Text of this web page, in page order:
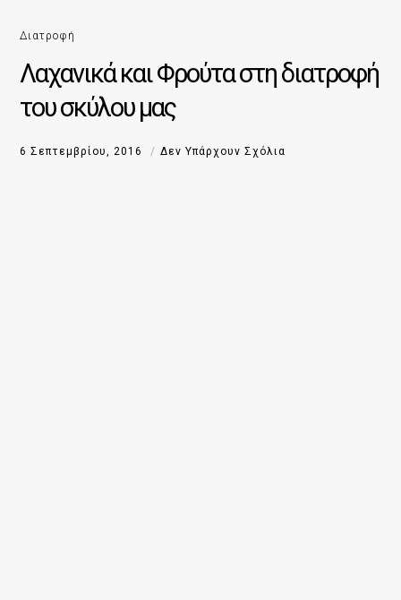
Διατροφή
Λαχανικά και Φρούτα στη διατροφή
του σκύλου μας
6 Σεπτεμβρίου, 2016 Δεν Υπάρχουν Σχόλια